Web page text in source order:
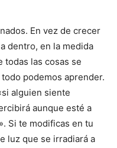
En vez de crecer
dentro, en la medida
todas las cosas se
podemos aprender.
alguien siente
aunque esté a
Si te modificas en tu
luz que se irradiará a